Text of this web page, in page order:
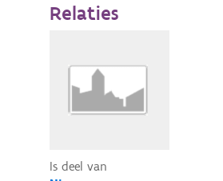
Relaties
Is deel van